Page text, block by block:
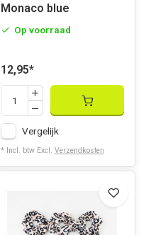
Monaco blue
Op voorraad
12,95*
Vergelijk
* Incl. btw Excl. Verzendkosten